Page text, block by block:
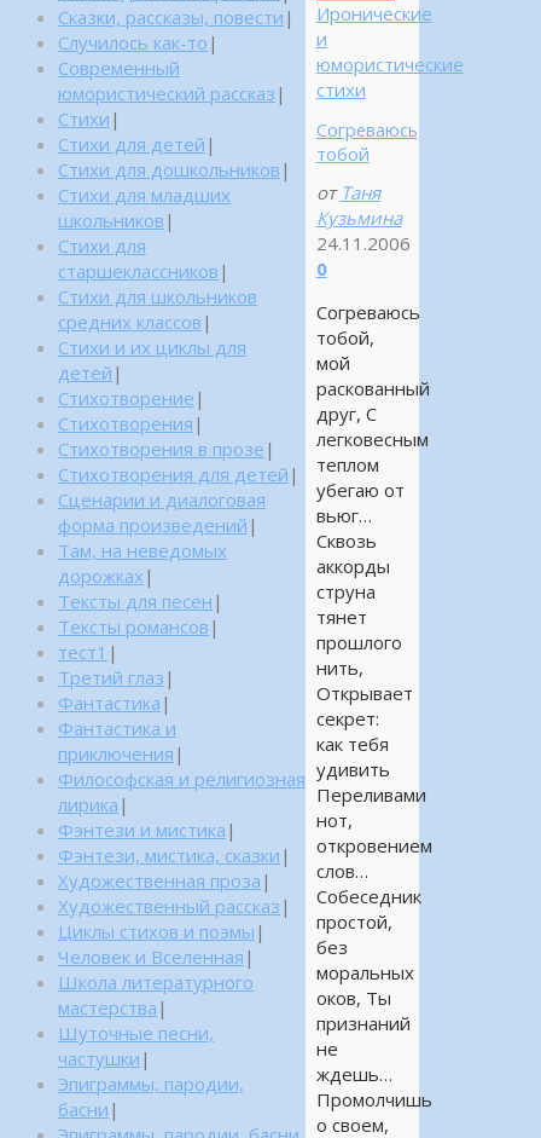
Иронические
и
юмористические
стихи
Согреваюсь
тобой
от Таня
Кузьмина
24.11.2006
0
Согреваюсь
тобой,
мой
раскованный
друг, С
легковесным
теплом
убегаю от
вьюг…
Сквозь
аккорды
струна
тянет
прошлого
нить,
Открывает
секрет:
как тебя
удивить
Переливами
нот,
откровением
слов…
Собеседник
простой,
без
моральных
оков, Ты
признаний
не
ждешь…
Промолчишь
о своем,
Сказки, рассказы, повести |
Случилось как-то |
Современный
юмористический рассказ |
Стихи |
Стихи для детей |
Стихи для дошкольников |
Стихи для младших
школьников |
Стихи для
старшеклассников |
Стихи для школьников
средних классов |
Стихи и их циклы для
детей |
Стихотворение |
Стихотворения |
Стихотворения в прозе |
Стихотворения для детей |
Сценарии и диалоговая
форма произведений |
Там, на неведомых
дорожках |
Тексты для песен |
Тексты романсов |
тест1 |
Третий глаз |
Фантастика |
Фантастика и
приключения |
Философская и религиозная
лирика |
Фэнтези и мистика |
Фэнтези, мистика, сказки |
Художественная проза |
Художественный рассказ |
Циклы стихов и поэмы |
Человек и Вселенная |
Школа литературного
мастерства |
Шуточные песни,
частушки |
Эпиграммы, пародии,
басни |